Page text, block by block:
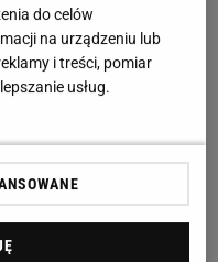
do celów
na urządzeniu lub
i treści, pomiar
usług.